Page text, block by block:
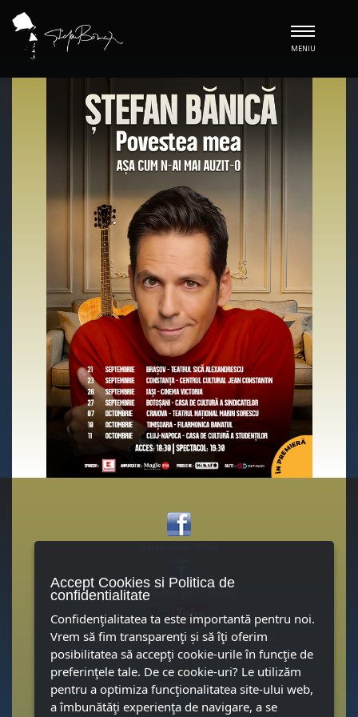
MENIU
Official Fan Club Ştefan Bănică jr.
singurul canal oficial Ştefan Bănică de pe YouTube
Instagram
Accept Cookies si Politica de
confidentialitate
Confidenţialitatea ta este importantă pentru noi.
Vrem să fim transparenţi și să îţi oferim
posibilitatea să accepţi cookie-urile în funcţie de
preferinţele tale. De ce cookie-uri? Le utilizăm
pentru a optimiza funcţionalitatea site-ului web,
a îmbunătăţi experienţa de navigare, a se